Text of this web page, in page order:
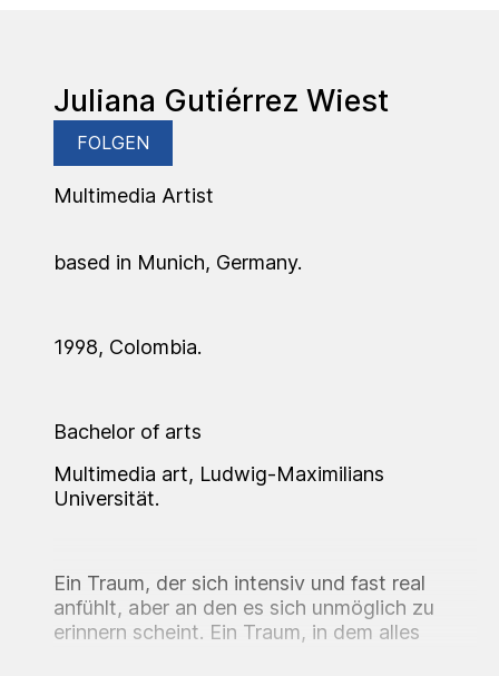
Juliana Gutiérrez Wiest
FOLGEN
Multimedia Artist
based in Munich, Germany.
1998, Colombia.
Bachelor of arts
Multimedia art, Ludwig-Maximilians
Universität.
Ein Traum, der sich intensiv und fast real
anfühlt, aber an den es sich unmöglich zu
erinnern scheint. Ein Traum, in dem alles